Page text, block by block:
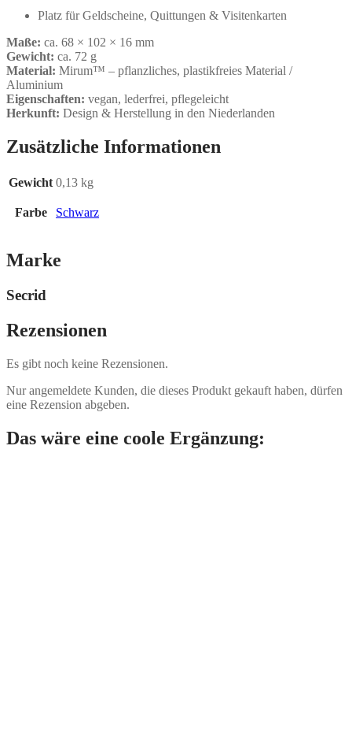
Platz für Geldscheine, Quittungen & Visitenkarten
Maße: ca. 68 × 102 × 16 mm
Gewicht: ca. 72 g
Material: Mirum™ – pflanzliches, plastikfreies Material /
Aluminium
Eigenschaften: vegan, lederfrei, pflegeleicht
Herkunft: Design & Herstellung in den Niederlanden
Zusätzliche Informationen
Gewicht 0,13 kg
Farbe Schwarz
Marke
Secrid
Rezensionen
Es gibt noch keine Rezensionen.
Nur angemeldete Kunden, die dieses Produkt gekauft haben, dürfen
eine Rezension abgeben.
Das wäre eine coole Ergänzung: